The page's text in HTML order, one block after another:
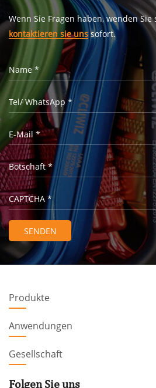
Wenn Sie Fragen haben, wenden
kontaktieren sie unssofort.
Folgen Sie uns
Produkte
Anwendungen
Gesellschaft